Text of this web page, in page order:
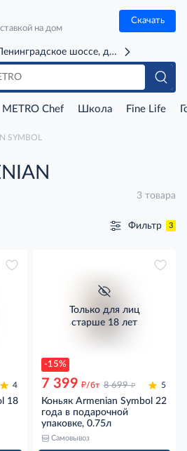
на дом
Скачать
шоссе, д. 71Г (м. Речной
METRO Chef Школа Fine Life
SYMBOL
3 товара
Фильтр 3
4
18
-15%
Только для лиц
старше 18 лет
7 399 д/бт 8 699 д 5
Коньяк Armenian Symbol 22
года в подарочной
упаковке, 0.75л
Самовывоз